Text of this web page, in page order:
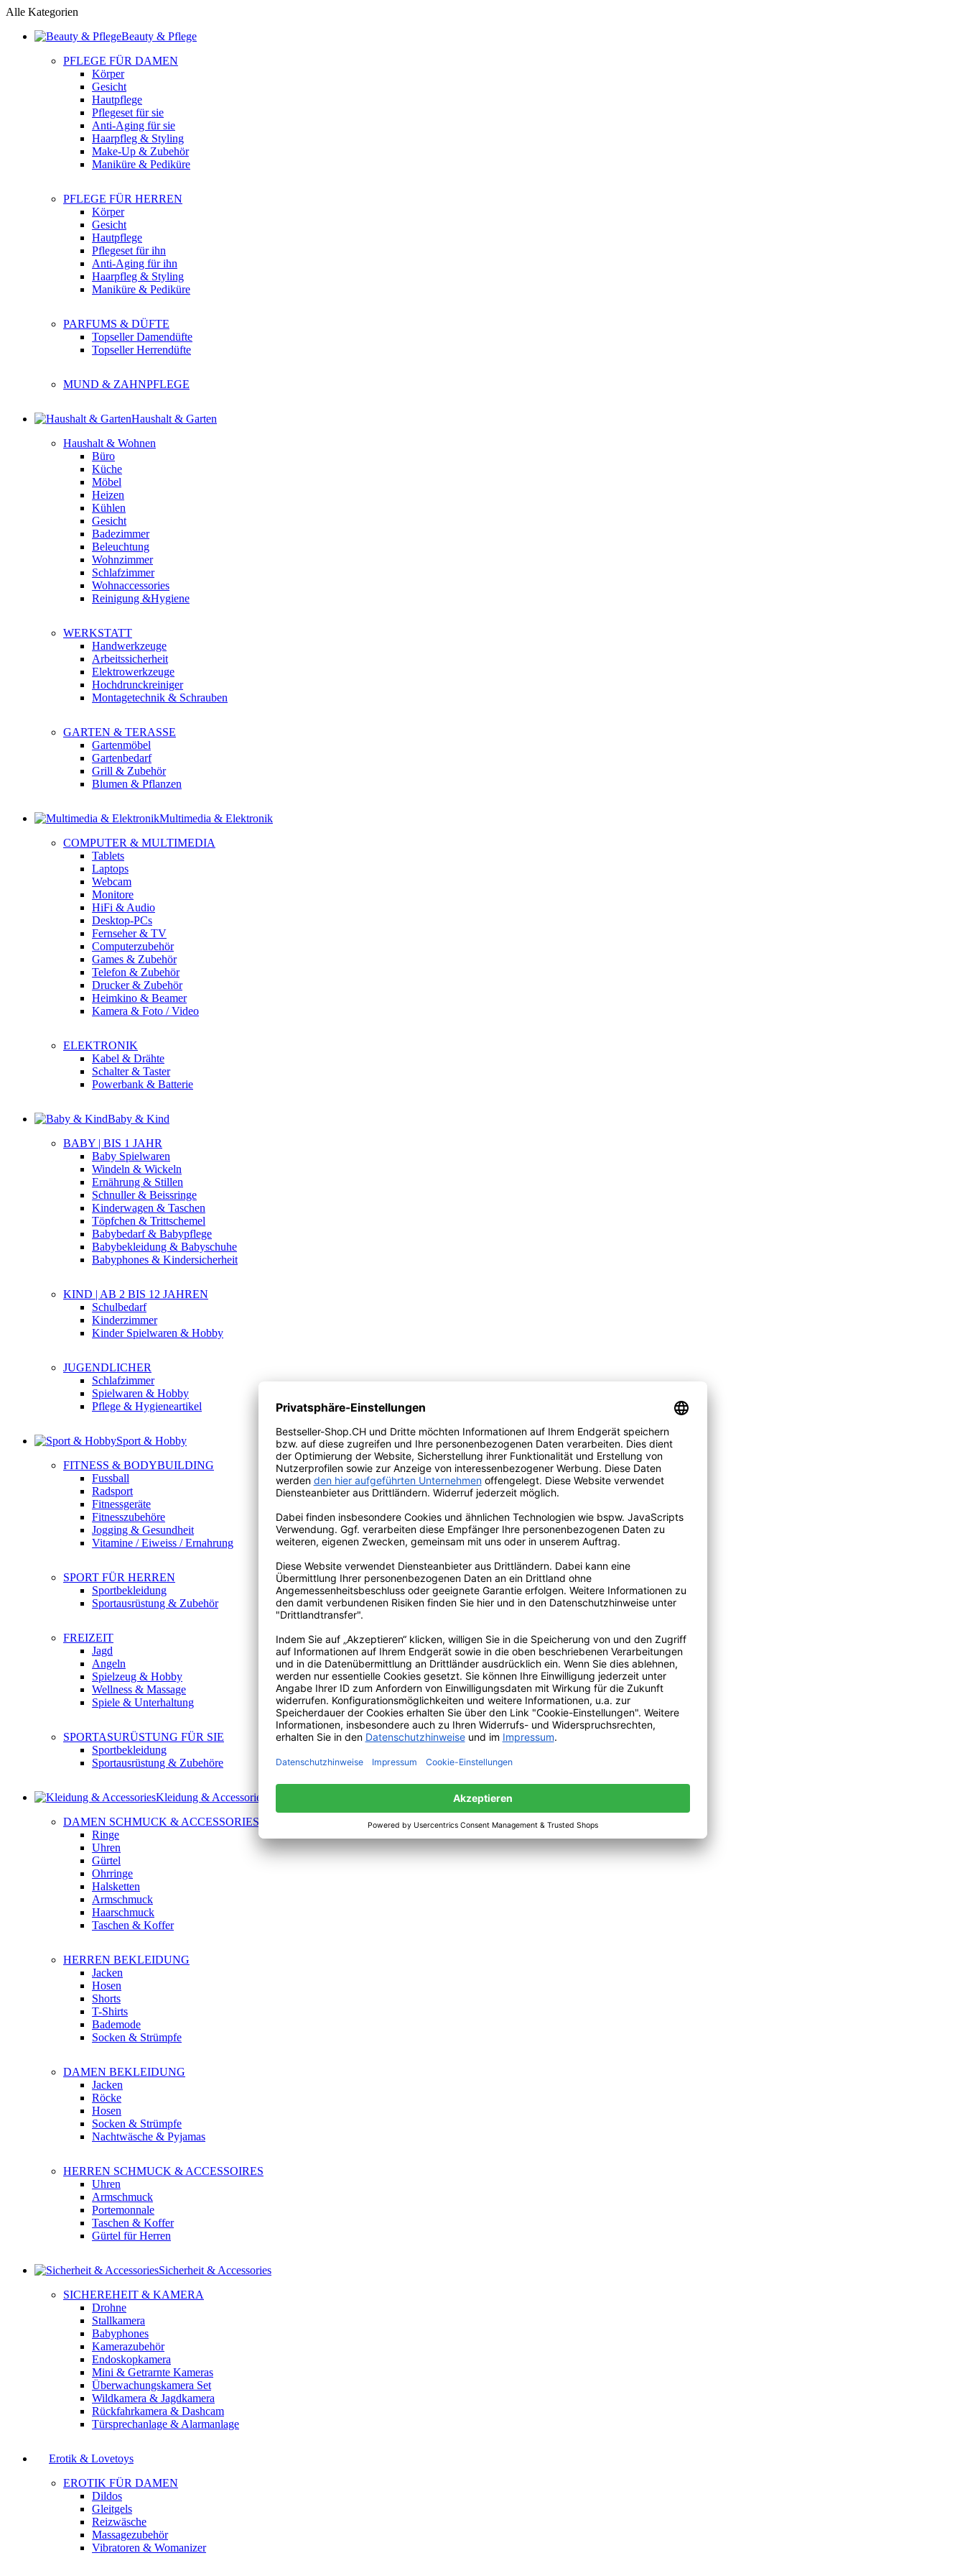
Alle Kategorien
Beauty & Pflege
PFLEGE FÜR DAMEN
Körper
Gesicht
Hautpflege
Pflegeset für sie
Anti-Aging für sie
Haarpfleg & Styling
Make-Up & Zubehör
Maniküre & Pediküre
PFLEGE FÜR HERREN
Körper
Gesicht
Hautpflege
Pflegeset für ihn
Anti-Aging für ihn
Haarpfleg & Styling
Maniküre & Pediküre
PARFUMS & DÜFTE
Topseller Damendüfte
Topseller Herrendüfte
MUND & ZAHNPFLEGE
Haushalt & Garten
Haushalt & Wohnen
Büro
Küche
Möbel
Heizen
Kühlen
Gesicht
Badezimmer
Beleuchtung
Wohnzimmer
Schlafzimmer
Wohnaccessories
Reinigung &Hygiene
WERKSTATT
Handwerkzeuge
Arbeitssicherheit
Elektrowerkzeuge
Hochdrunckreiniger
Montagetechnik & Schrauben
GARTEN & TERASSE
Gartenmöbel
Gartenbedarf
Grill & Zubehör
Blumen & Pflanzen
Multimedia & Elektronik
COMPUTER & MULTIMEDIA
Tablets
Laptops
Webcam
Monitore
HiFi & Audio
Desktop-PCs
Fernseher & TV
Computerzubehör
Games & Zubehör
Telefon & Zubehör
Drucker & Zubehör
Heimkino & Beamer
Kamera & Foto / Video
ELEKTRONIK
Kabel & Drähte
Schalter & Taster
Powerbank & Batterie
Baby & Kind
BABY | BIS 1 JAHR
Baby Spielwaren
Windeln & Wickeln
Ernährung & Stillen
Schnuller & Beissringe
Kinderwagen & Taschen
Töpfchen & Trittschemel
Babybedarf & Babypflege
Babybekleidung & Babyschuhe
Babyphones & Kindersicherheit
KIND | AB 2 BIS 12 JAHREN
Schulbedarf
Kinderzimmer
Kinder Spielwaren & Hobby
JUGENDLICHER
Schlafzimmer
Spielwaren & Hobby
Pflege & Hygieneartikel
Sport & Hobby
FITNESS & BODYBUILDING
Fussball
Radsport
Fitnessgeräte
Fitnesszubehöre
Jogging & Gesundheit
Vitamine / Eiweiss / Ernahrung
SPORT FÜR HERREN
Sportbekleidung
Sportausrüstung & Zubehör
FREIZEIT
Jagd
Angeln
Spielzeug & Hobby
Wellness & Massage
Spiele & Unterhaltung
SPORTASURÜSTUNG FÜR SIE
Sportbekleidung
Sportausrüstung & Zubehöre
Kleidung & Accessories
DAMEN SCHMUCK & ACCESSORIES
Ringe
Uhren
Gürtel
Ohrringe
Halsketten
Armschmuck
Haarschmuck
Taschen & Koffer
HERREN BEKLEIDUNG
Jacken
Hosen
Shorts
T-Shirts
Bademode
Socken & Strümpfe
DAMEN BEKLEIDUNG
Jacken
Röcke
Hosen
Socken & Strümpfe
Nachtwäsche & Pyjamas
HERREN SCHMUCK & ACCESSOIRES
Uhren
Armschmuck
Portemonnale
Taschen & Koffer
Gürtel für Herren
Sicherheit & Accessories
SICHEREHEIT & KAMERA
Drohne
Stallkamera
Babyphones
Kamerazubehör
Endoskopkamera
Mini & Getrarnte Kameras
Überwachungskamera Set
Wildkamera & Jagdkamera
Rückfahrkamera & Dashcam
Türsprechanlage & Alarmanlage
Erotik & Lovetoys
EROTIK FÜR DAMEN
Dildos
Gleitgels
Reizwäsche
Massagezubehör
Vibratoren & Womanizer